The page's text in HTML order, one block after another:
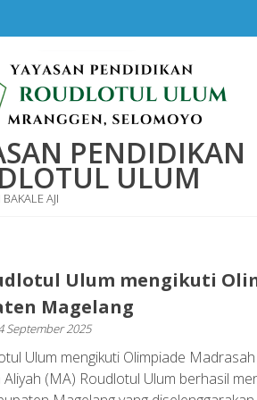
PENDIDIKAN
ULUM
AJI
Ulum mengikuti
Magelang
September 2025
Ulum mengikuti Olimpiade
(MA) Roudlotul Ulum berhasil